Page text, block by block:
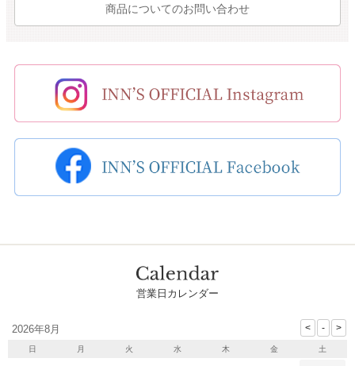
商品についてのお問い合わせ
営業日カレンダー
2026年8月
日 月 火 水 木 金 土